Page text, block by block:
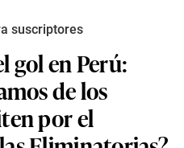
suscriptores
gol en Perú:
de los
por el